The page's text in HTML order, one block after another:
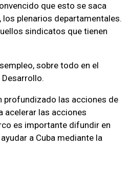
que esto se saca
plenarios departamentales.
sindicatos que tienen
sobre todo en el
profundizado las acciones de
acelerar las acciones
es importante difundir en
a Cuba mediante la